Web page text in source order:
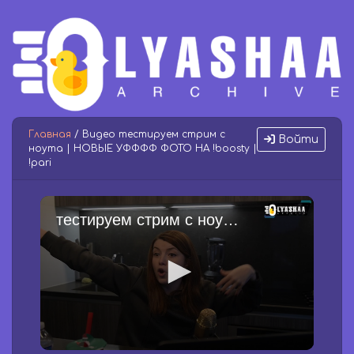
Войти
Главная / Видео тестируем стрим с
ноута | НОВЫЕ УФФФФ ФОТО НА !boosty |
!pari
тестируем стрим с ноута | НОВЫЕ УФФФФ ФОТО НА !boosty | !pari